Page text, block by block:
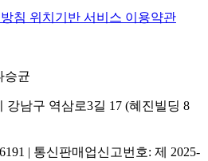
침 위치기반 서비스 이용약관
승균
강남구 역삼로3길 17 (혜진빌딩 8
| 통신판매업신고번호: 제 2025-